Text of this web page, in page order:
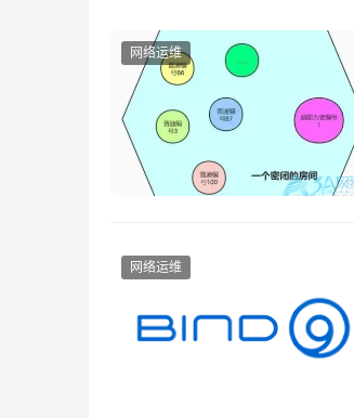
4、文件复制完成后，会
网络运维
网络运维